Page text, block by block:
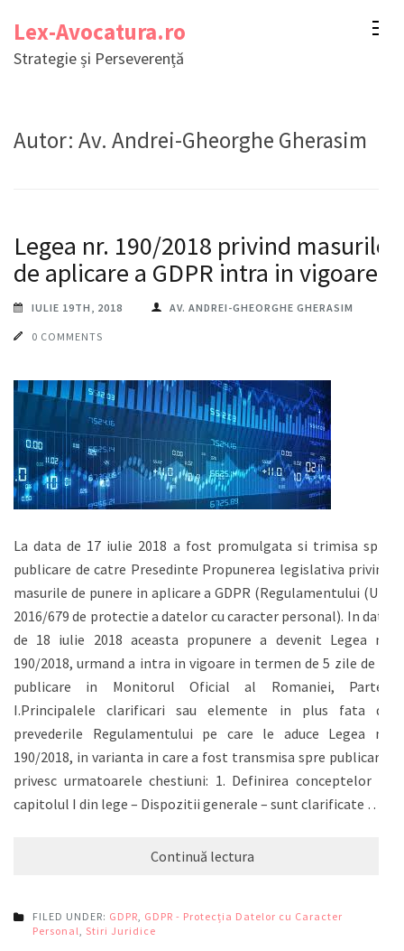
conținut
Lex-Avocatura.ro
Strategie și Perseverență
Autor: Av. Andrei-Gheorghe Gherasim
Legea nr. 190/2018 privind masurile
de aplicare a GDPR intra in vigoare
IULIE 19TH, 2018 AV. ANDREI-GHEORGHE GHERASIM
0 COMMENTS
La data de 17 iulie 2018 a fost promulgata si trimisa spre
publicare de catre Presedinte Propunerea legislativa privind
masurile de punere in aplicare a GDPR (Regulamentului (UE)
2016/679 de protectie a datelor cu caracter personal). In data
de 18 iulie 2018 aceasta propunere a devenit Legea nr.
190/2018, urmand a intra in vigoare in termen de 5 zile de la
publicare in Monitorul Oficial al Romaniei, Partea
I.Principalele clarificari sau elemente in plus fata de
prevederile Regulamentului pe care le aduce Legea nr.
190/2018, in varianta in care a fost transmisa spre publicare,
privesc urmatoarele chestiuni: 1. Definirea conceptelor In
capitolul I din lege – Dispozitii generale – sunt clarificate …
Continuă lectura
FILED UNDER: GDPR, GDPR - Protecția Datelor cu Caracter
Personal, Stiri Juridice